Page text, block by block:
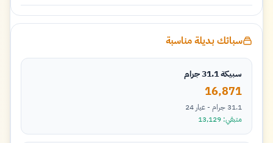
سبائك بديلة مناسبة
سبيكة 31.1 جرام
16,871
31.1 جرام - عيار 24
متبقي: 13,129